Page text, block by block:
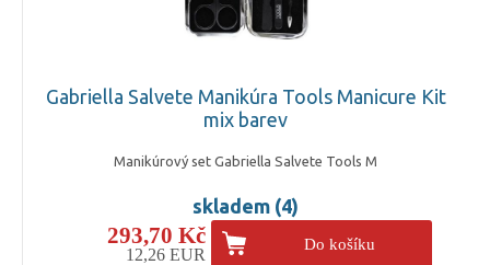
Gabriella Salvete Manikúra Tools Manicure Kit
mix barev
Manikúrový set Gabriella Salvete Tools M
skladem (4)
293,70 Kč
12,26 EUR
Do košíku